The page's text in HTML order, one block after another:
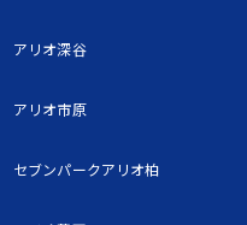
アリオ深谷
アリオ市原
セブンパークアリオ柏